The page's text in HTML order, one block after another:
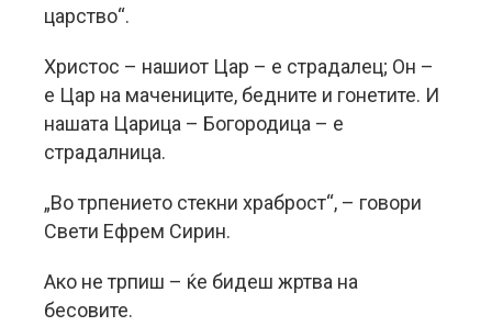
царство“.
Христос – нашиот Цар – е страдалец; Он –
е Цар на мачениците, бедните и гонетите. И
нашата Царица – Богородица – е
страдалница.
„Во трпението стекни храброст“, – говори
Свети Ефрем Сирин.
Ако не трпиш – ќе бидеш жртва на
бесовите.